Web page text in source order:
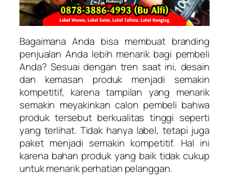
Bagaimana Anda bisa membuat branding
penjualan Anda lebih menarik bagi pembeli
Anda? Sesuai dengan tren saat ini, desain
dan kemasan produk menjadi semakin
kompetitif, karena tampilan yang menarik
semakin meyakinkan calon pembeli bahwa
produk tersebut berkualitas tinggi seperti
yang terlihat. Tidak hanya label, tetapi juga
paket menjadi semakin kompetitif. Hal ini
karena bahan produk yang baik tidak cukup
untuk menarik perhatian pelanggan.